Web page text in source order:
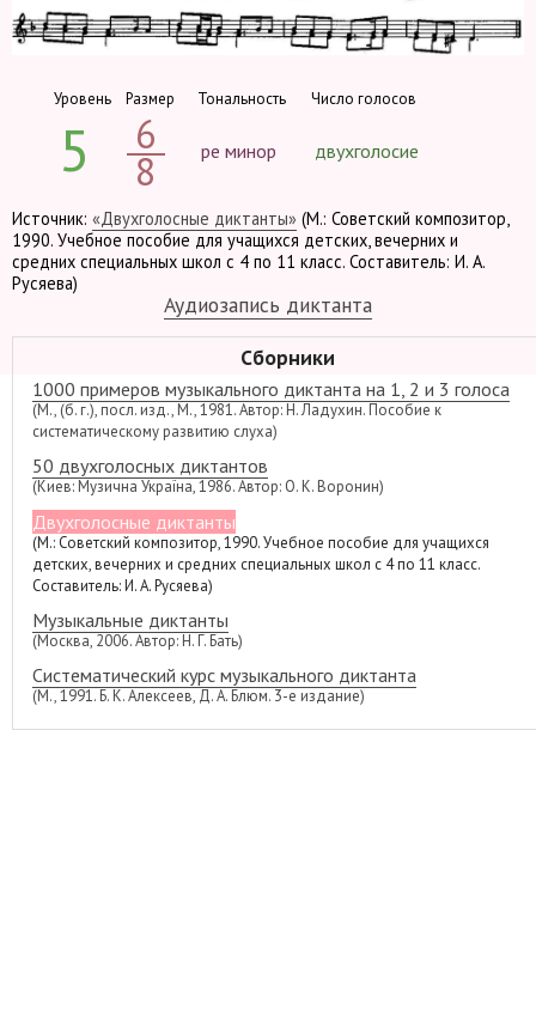
Уровень
5
Размер
6
8
Тональность
ре минор
Число голосов
двухголосие
Источник: «Двухголосные диктанты» (М.: Советский композитор,
1990. Учебное пособие для учащихся детских, вечерних и
средних специальных школ с 4 по 11 класс. Составитель: И. А.
Русяева)
Аудиозапись диктанта
Сборники
1000 примеров музыкального диктанта на 1, 2 и 3 голоса
(М., (б. г.), посл. изд., М., 1981. Автор: Н. Ладухин. Пособие к
систематическому развитию слуха)
50 двухголосных диктантов
(Киев: Музична Україна, 1986. Автор: О. К. Воронин)
Двухголосные диктанты
(М.: Советский композитор, 1990. Учебное пособие для учащихся
детских, вечерних и средних специальных школ с 4 по 11 класс.
Составитель: И. А. Русяева)
Музыкальные диктанты
(Москва, 2006. Автор: Н. Г. Бать)
Систематический курс музыкального диктанта
(М., 1991. Б. К. Алексеев, Д. А. Блюм. 3-е издание)